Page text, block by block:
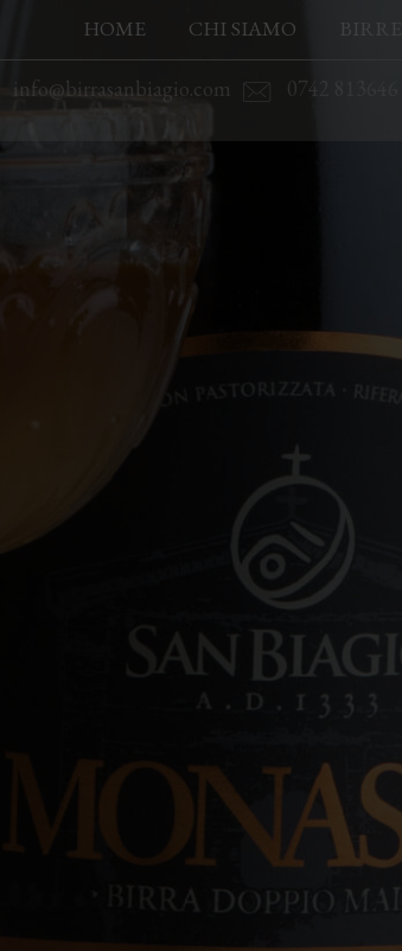
HOME CHI SIAMO BIRRE
info@birrasanbiagio.com 0742 813646